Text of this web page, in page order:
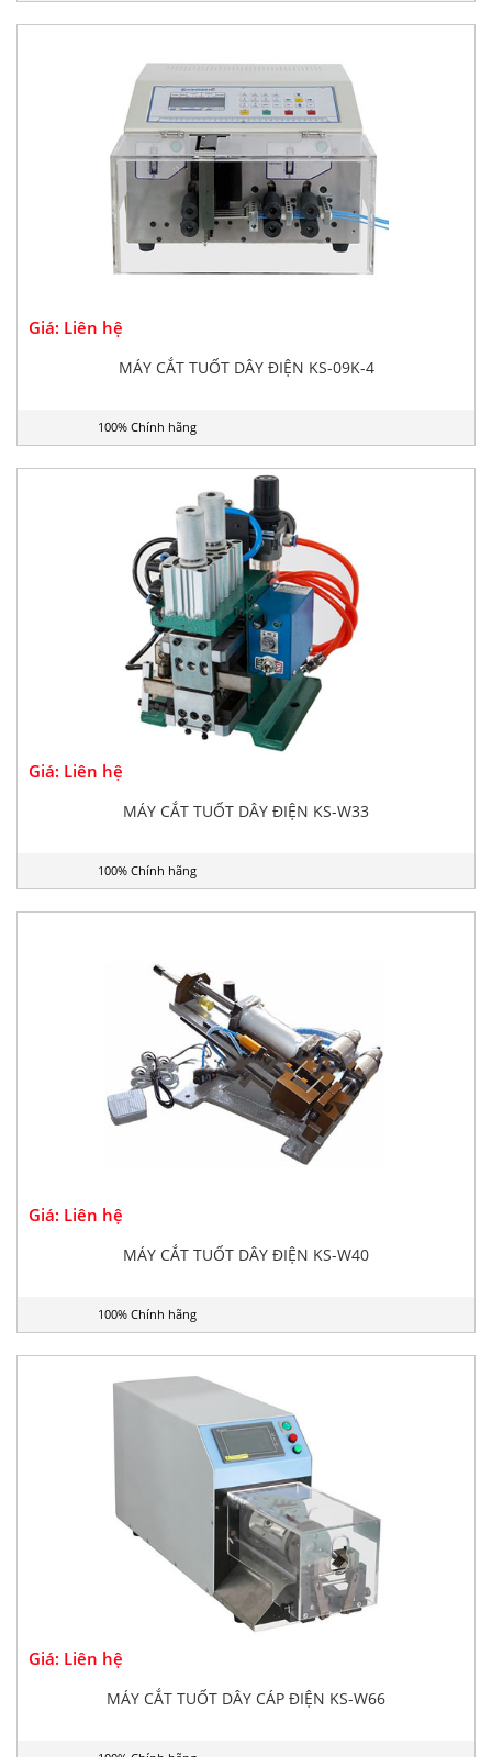
Giá: Liên hệ
MÁY CẮT TUỐT DÂY ĐIỆN KS-09K-4
100% Chính hãng
Giá: Liên hệ
MÁY CẮT TUỐT DÂY ĐIỆN KS-W33
100% Chính hãng
Giá: Liên hệ
MÁY CẮT TUỐT DÂY ĐIỆN KS-W40
100% Chính hãng
Giá: Liên hệ
MÁY CẮT TUỐT DÂY CÁP ĐIỆN KS-W66